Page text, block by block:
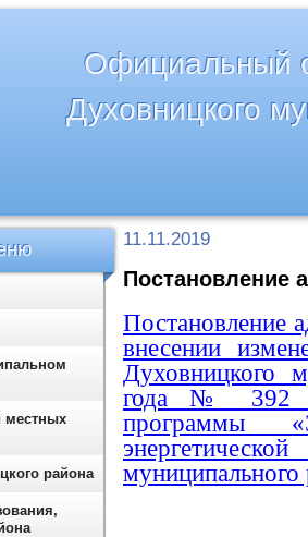
Официальный
Духовницкого
11.11.2019
Постановление
Постановление
внесении
Духовницкого
года № 392
программы
муниципального
местных
района